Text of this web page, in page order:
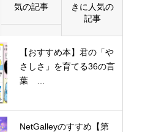
気の記事
きに人気の
記事
【おすすめ本】君の「や
さしさ」を育てる36の言
葉 …
NetGalleyのすすめ【第